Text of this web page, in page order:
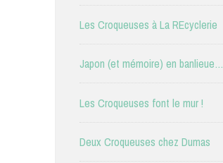
Les Croqueuses à La REcyclerie
Japon (et mémoire) en banlieue…
Les Croqueuses font le mur !
Deux Croqueuses chez Dumas